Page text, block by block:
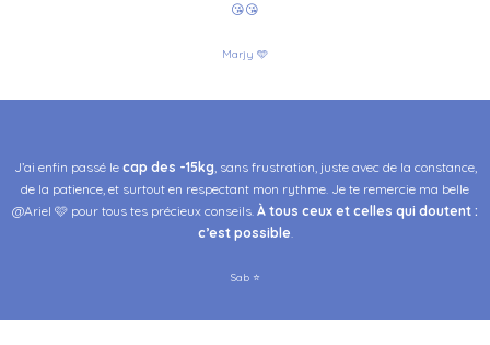
😘😘
Marjy 🩵
J’ai enfin passé le cap des -15kg, sans frustration, juste avec de la constance,
de la patience, et surtout en respectant mon rythme. Je te remercie ma belle
@Ariel 🩷 pour tous tes précieux conseils. À tous ceux et celles qui doutent :
c’est possible.
Sab ⭐️